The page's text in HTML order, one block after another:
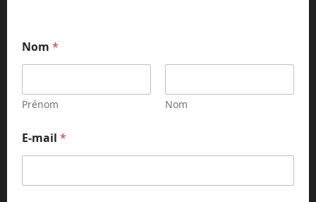
N
o
C
o
m
e
n
a
Nom *
Prénom Nom
E-mail *